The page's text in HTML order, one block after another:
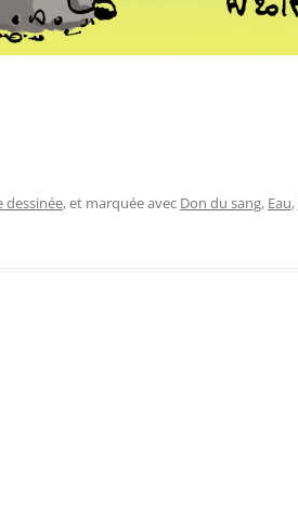
dessinée, et marquée avec Don du sang, Eau,